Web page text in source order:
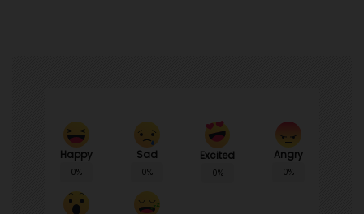
Happy
0%
Sad
0%
Excited
0%
Angry
0%